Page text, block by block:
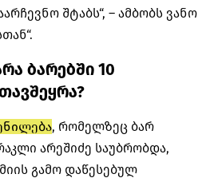
შტაბს“, – ამბობს ვანო
ბარებში 10
, რომელზეც ბარ
არეშიძე საუბრობდა,
გამო დაწესებულ